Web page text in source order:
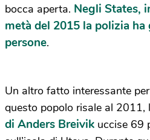
bocca aperta. Negli States,
metà del 2015 la polizia ha
persone.
Un altro fatto interessante
questo popolo risale al 2011,
di Anders Breivik uccise 69